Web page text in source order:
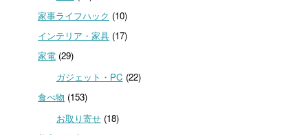
家事ライフハック (10)
インテリア・家具(17)
家電(29)
ガジェット・PC (22)
食べ物 (153)
お取り寄せ(18)